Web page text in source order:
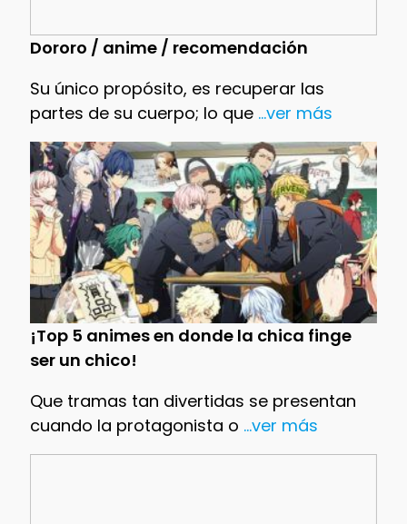
Dororo / anime / recomendación
Su único propósito, es recuperar las
partes de su cuerpo; lo que...ver más
¡Top 5 animes en donde la chica finge
ser un chico!
Que tramas tan divertidas se presentan
cuando la protagonista o ...ver más